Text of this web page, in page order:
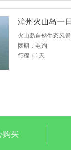
漳州火山岛一
团期：电询
行程：1天
购买